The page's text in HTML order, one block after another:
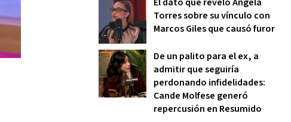
Torres sobre su vínculo con
Marcos Giles que causó furor
De un palito para el ex, a
admitir que seguiría
perdonando infidelidades:
Cande Molfese generó
repercusión en Resumido